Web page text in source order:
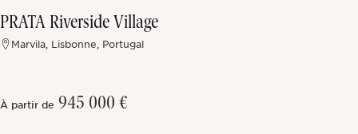
PRATA Riverside Village
Marvila, Lisbonne, Portugal
À partir de 945 000 €
Hors marché